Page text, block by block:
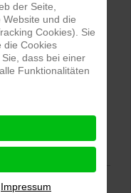
Bildbearbeitung in
abgeben
der Seite,
und die
Cookies). Sie
die Cookies
dass bei einer
Funktionalitäten
Impressum